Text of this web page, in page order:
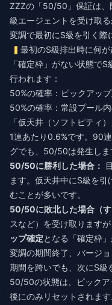
ZZZの「50/50」保証は、
級エージェントを受け取
変調で最初にS級を引く際
最初のS級排出時に何
「確定枠」がない状態で
行われます：
50%の確率：ピックアッ
50%の確率：常設プール
「仮天井（ソフトピティ
1連あたり0.6%です。90
グでも、50/50は発生しま
50/50に勝利した場合：
ます。仮天井中にS級を
むことが多いです。
50/50に敗北した場合（す
スなど）を受け取ります
ップ確定となる「確定枠
変調の期間終了、バージ
期間を跨いでも、次にS級
50/50の状態は、ピックア
後にのみリセットされます